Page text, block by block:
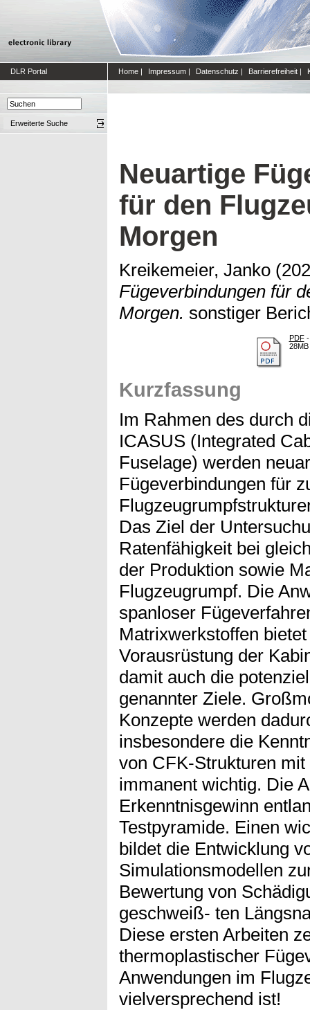
DLR Portal Home | Impressum | Datenschutz | Barrierefreiheit |
Erweiterte Suche
Neuartige
für den
Morgen
Kreikemeier, Janko
Fügeverbindungen für
Morgen. sonstiger
PDF-
28MB
Kurzfassung
Im Rahmen des durch
ICASUS (Integrated
Fuselage) werden
Fügeverbindungen für
Das Ziel der
Ratenfähigkeit bei
der Produktion sowie
Flugzeugrumpf. Die
spanloser
Matrixwerkstoffen
Vorausrüstung der
damit auch die
genannter Ziele.
Konzepte werden
insbesondere die
von CFK-Strukturen
immanent wichtig. Die
Erkenntnisgewinn
Testpyramide. Einen
bildet die Entwicklung
Simulationsmodellen
Bewertung von
geschweiß- ten
Diese ersten Arbeiten
thermoplastischer
Anwendungen im
vielversprechend ist!